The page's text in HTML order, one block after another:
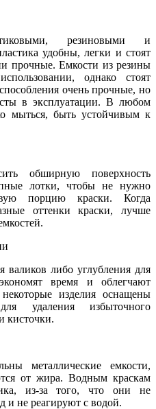
резиновыми и
удобны, легки и стоят
прочные. Емкости из резины
однако стоят
очень прочные, но
в эксплуатации. В любом
мыться, быть устойчивым к
обширную поверхность
лотки, чтобы не нужно
порцию краски. Когда
оттенки краски, лучше
валиков либо углубления для
время и облегчают
изделия оснащены
удаления избыточного
кисточки.
металлические емкости,
от жира. Водным краскам
из-за того, что они не
и не реагируют с водой.